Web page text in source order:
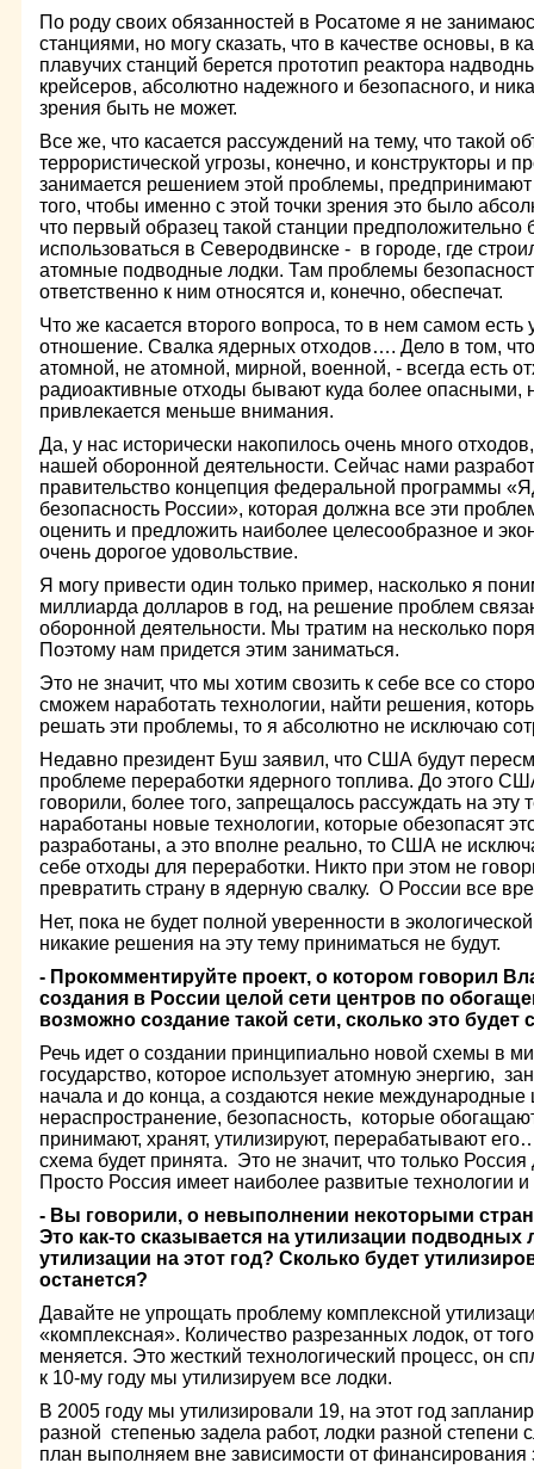
По роду своих обязанностей в Росатоме я не
станциями, но могу сказать, что в качестве основы, в
плавучих станций берется прототип реактора
крейсеров, абсолютно надежного и безопасного, и
зрения быть не может.
Все же, что касается рассуждений на тему, что такой
террористической угрозы, конечно, и конструкторы и
занимается решением этой проблемы,
того, чтобы именно с этой точки зрения это было
что первый образец такой станции предположительно
использоваться в Северодвинске - в городе, где
атомные подводные лодки. Там проблемы
ответственно к ним относятся и, конечно, обеспечат.
Что же касается второго вопроса, то в нем самом есть
отношение. Свалка ядерных отходов…. Дело в том,
атомной, не атомной, мирной, военной, - всегда есть
радиоактивные отходы бывают куда более опасными,
привлекается меньше внимания.
Да, у нас исторически накопилось очень много
нашей оборонной деятельности. Сейчас нами
правительство концепция федеральной программы
безопасность России», которая должна все эти
оценить и предложить наиболее целесообразное и
очень дорогое удовольствие.
Я могу привести один только пример, насколько я
миллиарда долларов в год, на решение проблем
оборонной деятельности. Мы тратим на несколько
Поэтому нам придется этим заниматься.
Это не значит, что мы хотим свозить к себе все со
сможем наработать технологии, найти решения,
решать эти проблемы, то я абсолютно не исключаю
Недавно президент Буш заявил, что США будут
проблеме переработки ядерного топлива. До этого
говорили, более того, запрещалось рассуждать на
наработаны новые технологии, которые обезопасят
разработаны, а это вполне реально, то США не
себе отходы для переработки. Никто при этом не
превратить страну в ядерную свалку. О России все
Нет, пока не будет полной уверенности в
никакие решения на эту тему приниматься не будут.
- Прокомментируйте проект, о котором говорил
создания в России целой сети центров по
возможно создание такой сети, сколько это будет
Речь идет о создании принципиально новой схемы в
государство, которое использует атомную энергию,
начала и до конца, а создаются некие
нераспространение, безопасность, которые
принимают, хранят, утилизируют, перерабатывают
схема будет принята. Это не значит, что только
Просто Россия имеет наиболее развитые технологии
- Вы говорили, о невыполнении некоторыми
Это как-то сказывается на утилизации
утилизации на этот год? Сколько будет
останется?
Давайте не упрощать проблему комплексной
«комплексная». Количество разрезанных лодок, от
меняется. Это жесткий технологический процесс, он
к 10-му году мы утилизируем все лодки.
В 2005 году мы утилизировали 19, на этот год
разной степенью задела работ, лодки разной
план выполняем вне зависимости от финансирования